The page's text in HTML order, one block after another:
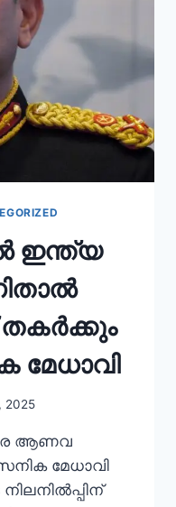
ഇന്ത്യ
മേധാവി
2025
ആണവ
മേധാവി